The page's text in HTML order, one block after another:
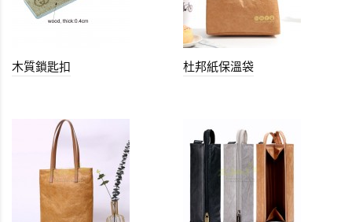
木質鎖匙扣 杜邦紙保溫袋